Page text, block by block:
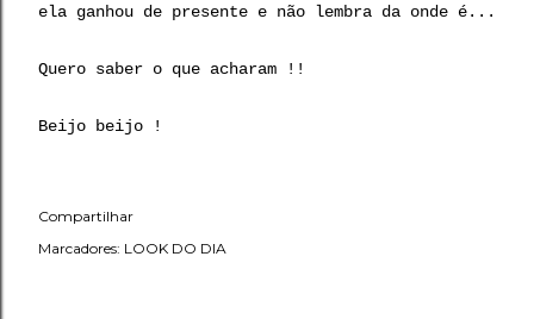
ela ganhou de presente e não lembra da onde é...
Quero saber o que acharam !!
Beijo beijo !
Compartilhar
Marcadores: LOOK DO DIA